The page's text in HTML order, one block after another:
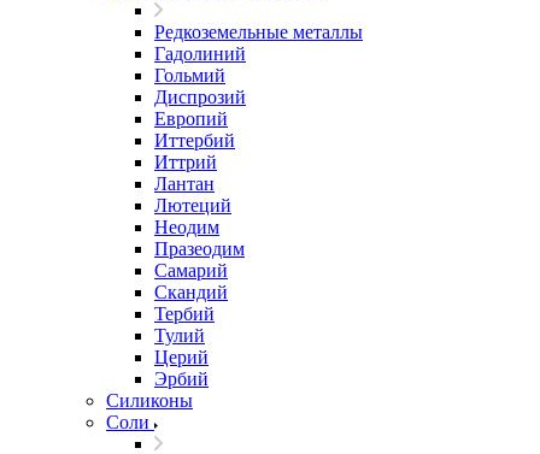
Редкоземельные металлы
Гадолиний
Гольмий
Диспрозий
Европий
Иттербий
Иттрий
Лантан
Лютеций
Неодим
Празеодим
Самарий
Скандий
Тербий
Тулий
Церий
Эрбий
Силиконы
Соли